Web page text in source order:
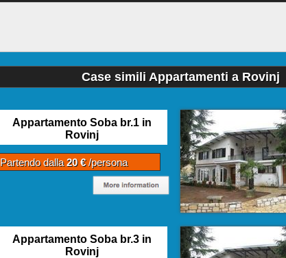
Case simili Appartamenti a Rovinj
Appartamento Soba br.1 in
Rovinj
Partendo dalla20 €/persona
Appartamento Soba br.3 in
Rovinj